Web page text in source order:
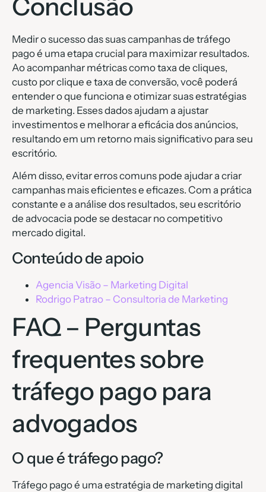
Conclusão
Medir o sucesso das suas campanhas de tráfego
pago é uma etapa crucial para maximizar resultados.
Ao acompanhar métricas como taxa de cliques,
custo por clique e taxa de conversão, você poderá
entender o que funciona e otimizar suas estratégias
de marketing. Esses dados ajudam a ajustar
investimentos e melhorar a eficácia dos anúncios,
resultando em um retorno mais significativo para seu
escritório.
Além disso, evitar erros comuns pode ajudar a criar
campanhas mais eficientes e eficazes. Com a prática
constante e a análise dos resultados, seu escritório
de advocacia pode se destacar no competitivo
mercado digital.
Conteúdo de apoio
Agencia Visão – Marketing Digital
Rodrigo Patrao – Consultoria de Marketing
FAQ – Perguntas
frequentes sobre
tráfego pago para
advogados
O que é tráfego pago?
Tráfego pago é uma estratégia de marketing digital